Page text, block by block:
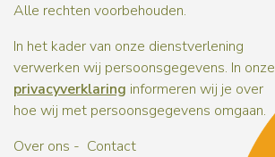
Alle rechten voorbehouden.
In het kader van onze dienstverlening
verwerken wij persoonsgegevens. In onze
privacyverklaring informeren wij je over
hoe wij met persoonsgegevens omgaan.
Over ons
Contact